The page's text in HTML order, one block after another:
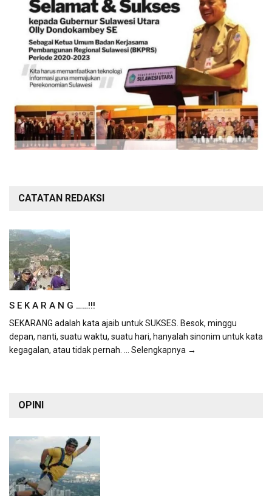
CATATAN REDAKSI
S E K A R A N G ……!!!
SEKARANG adalah kata ajaib untuk SUKSES. Besok, minggu
depan, nanti, suatu waktu, suatu hari, hanyalah sinonim untuk kata
kegagalan, atau tidak pernah. ... Selengkapnya →
OPINI